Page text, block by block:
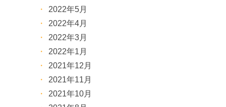
2022年5月
2022年4月
2022年3月
2022年1月
2021年12月
2021年11月
2021年10月